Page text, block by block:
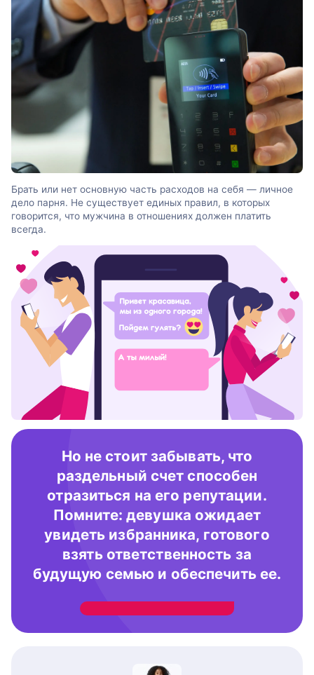
Брать или нет основную часть расходов на себя — личное
дело парня. Не существует единых правил, в которых
говорится, что мужчина в отношениях должен платить
всегда.
Но не стоит забывать, что
раздельный счет способен
отразиться на его репутации.
Помните: девушка ожидает
увидеть избранника, готового
взять ответственность за
будущую семью и обеспечить ее.